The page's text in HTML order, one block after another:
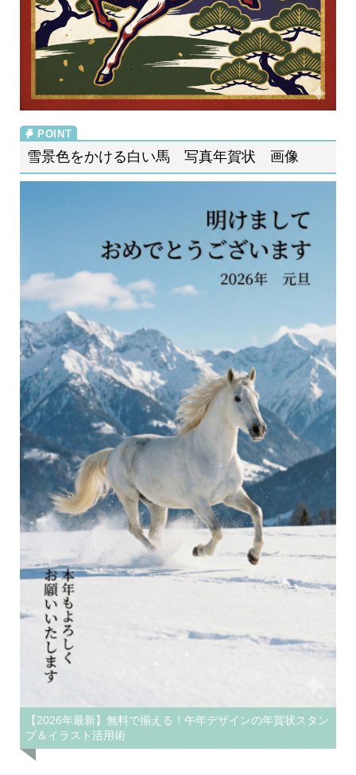
雪景色をかける白い馬 写真年賀状 画像
【2026年最新】無料で揃える！午年デザインの年賀状スタン
プ＆イラスト活用術